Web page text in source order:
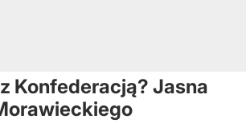
Konfederacją? Jasna